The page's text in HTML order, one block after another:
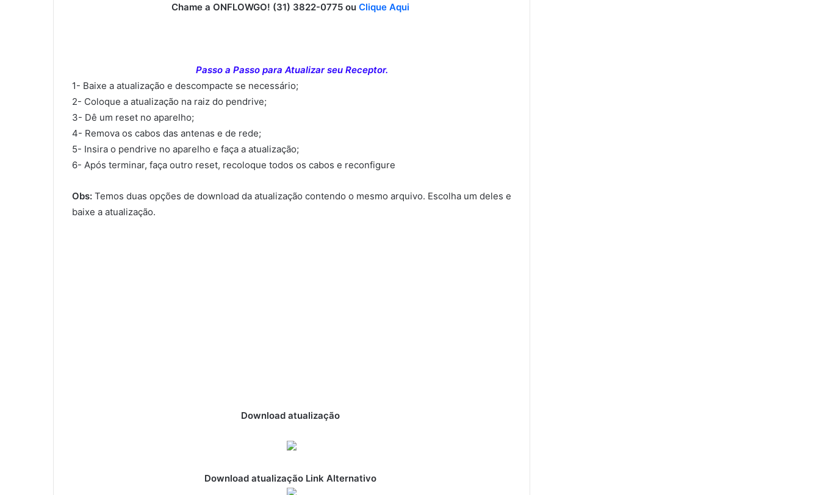
Chame a ONFLOWGO! (31) 3822-0775 ou Clique Aqui
Passo a Passo para Atualizar seu Receptor.
1- Baixe a atualização e descompacte se necessário;
2- Coloque a atualização na raiz do pendrive;
3- Dê um reset no aparelho;
4- Remova os cabos das antenas e de rede;
5- Insira o pendrive no aparelho e faça a atualização;
6- Após terminar, faça outro reset, recoloque todos os cabos e reconfigure
Obs: Temos duas opções de download da atualização contendo o mesmo arquivo. Escolha um deles e
baixe a atualização.
Download atualização
Download atualização Link Alternativo